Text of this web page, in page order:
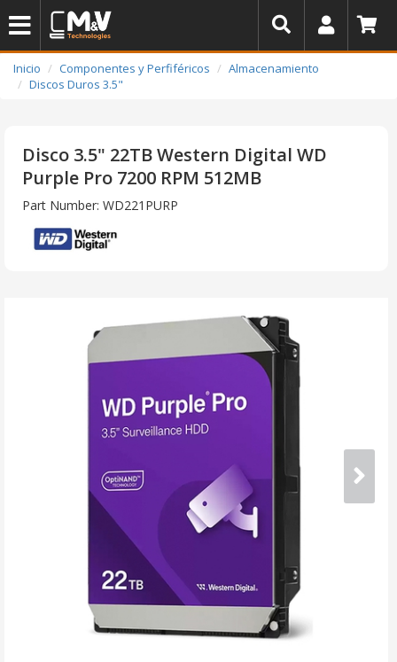
Inicio Componentes y Perfiféricos
Almacenamiento
Discos Duros 3.5"
Disco 3.5" 22TB Western Digital WD
Purple Pro 7200 RPM 512MB
Part Number: WD221PURP